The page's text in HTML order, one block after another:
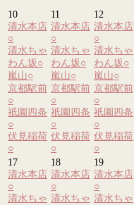
10
清水本店
○
清水ちゃ
わん坂○
嵐山○
京都駅前
○
祇園四条
○
伏見稲荷
○
11
清水本店
○
清水ちゃ
わん坂○
嵐山○
京都駅前
○
祇園四条
○
伏見稲荷
○
12
清水本店
○
清水ちゃ
わん坂○
嵐山○
京都駅前
○
祇園四条
○
伏見稲荷
○
17
清水本店
○
清水ちゃ
18
清水本店
○
清水ちゃ
19
清水本店
○
清水ちゃ